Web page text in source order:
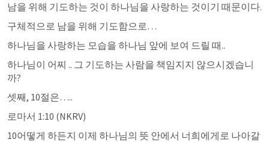
남을 위해 기도하는 것이 하나님을 사랑하는 것이기 때문이다.
구체적으로 남을 위해 기도함으로…
하나님을 사랑하는 모습을 하나님 앞에 보여 드릴 때..
하나님이 어찌 .. 그 기도하는 사람을 책임지지 않으시겠습니
까?
셋째, 10절은…..
로마서 1:10 (NKRV)
10어떻게 하든지 이제 하나님의 뜻 안에서 너희에게로 나아갈